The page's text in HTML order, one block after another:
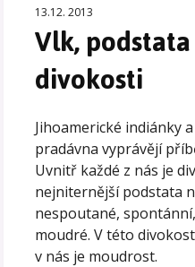
13.12. 2013
Vlk,
divokosti
Jihoamerické indiánky
pradávna vyprávějí
Uvnitř každé z nás je
nejniternější podstata
nespoutané,
moudré. V této
v nás je moudrost.